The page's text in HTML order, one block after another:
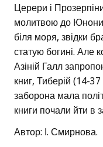
Церери і
молитвою до Юнони
біля моря, звідки
статую богині. Але
Азіній Галл
книг, Тиберій (14-
заборона мала
книги почали йти в
Автор: І. Смирнова.